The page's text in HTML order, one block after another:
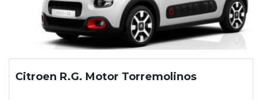
Citroen R.G. Motor Torremolinos